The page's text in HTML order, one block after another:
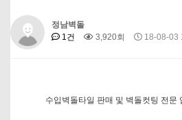
정남벽돌
1건
3,920회 18-08-03
수입벽돌타일 판매 및 벽돌컷팅 전문